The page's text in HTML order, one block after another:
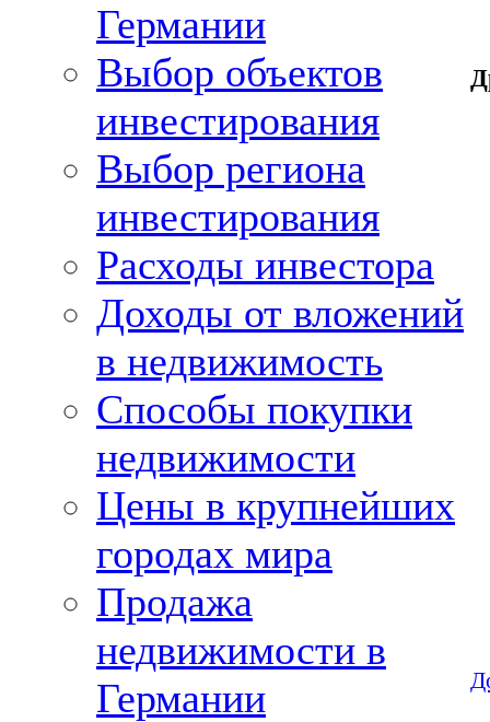
Германии
Выбор объектов
инвестирования
Выбор региона
инвестирования
Расходы инвестора
Доходы от вложений
в недвижимость
Способы покупки
недвижимости
Цены в крупнейших
городах мира
Продажа
недвижимости в
Германии